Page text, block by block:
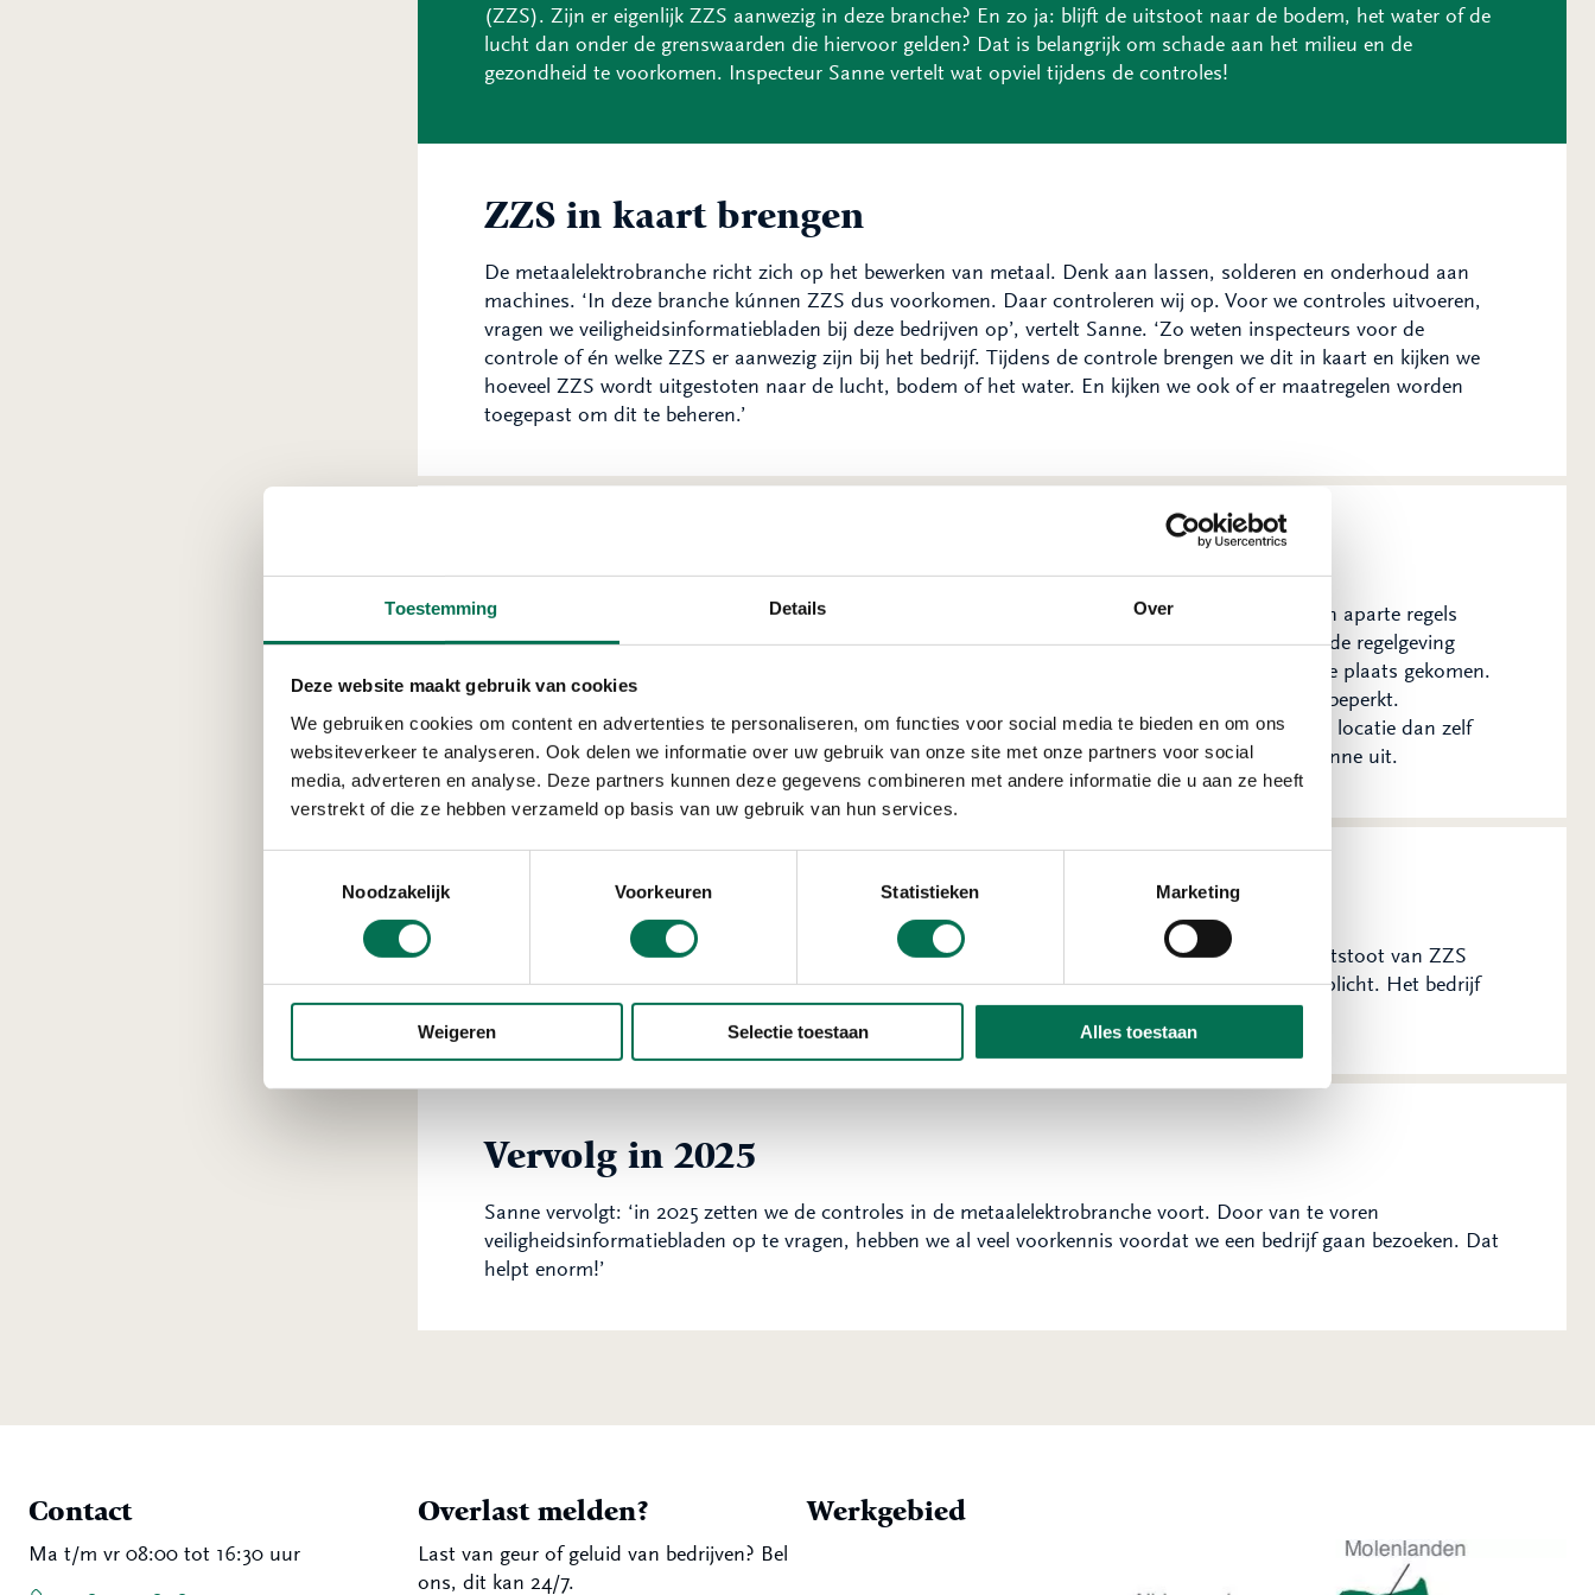
Toestemming Details Over
Deze website maakt gebruik van cookies
We gebruiken cookies om content en advertenties te personaliseren, om functies voor social media te bieden en om ons
websiteverkeer te analyseren. Ook delen we informatie over uw gebruik van onze site met onze partners voor social
media, adverteren en analyse. Deze partners kunnen deze gegevens combineren met andere informatie die u aan ze heeft
verstrekt of die ze hebben verzameld op basis van uw gebruik van hun services.
Noodzakelijk
Voorkeuren Statistieken Marketing
Weigeren Selectie toestaan Alles toestaan
(ZZS). Zijn er eigenlijk ZZS aanwezig in deze branche? En zo ja: blijft de uitstoot naar de bodem, het water of de
lucht dan onder de grenswaarden die hiervoor gelden? Dat is belangrijk om schade aan het milieu en de
gezondheid te voorkomen. Inspecteur Sanne vertelt wat opviel tijdens de controles!
ZZS in kaart brengen
De metaalelektrobranche richt zich op het bewerken van metaal. Denk aan lassen, solderen en onderhoud aan
machines. ‘In deze branche kúnnen ZZS dus voorkomen. Daar controleren wij op. Voor we controles uitvoeren,
vragen we veiligheidsinformatiebladen bij deze bedrijven op’, vertelt Sanne. ‘Zo weten inspecteurs voor de
controle of én welke ZZS er aanwezig zijn bij het bedrijf. Tijdens de controle brengen we dit in kaart en kijken we
hoeveel ZZS wordt uitgestoten naar de lucht, bodem of het water. En kijken we ook of er maatregelen worden
toegepast om dit te beheren.’
‘Dit jaar is de Omgevingswet van kracht. Dat is anders dan voorgaande jaren, want er zijn geen aparte regels
opgenomen voor het gebruik van ZZS bij meldingsplichtige bedrijven’, legt Sanne uit. ‘In de oude regelgeving
waren er grenswaarden voor bedrijven vastgelegd. Nu is daar de specifieke zorgplicht voor in de plaats gekomen.
Wat houdt dat in? Bedrijven moeten zélf zorgen dat de uitstoot van ZZS wordt voorkomen of beperkt.
Bijvoorbeeld door het gebruik van filters of alternatieve producten. Onze inspecteurs maken op locatie dan zelf
een inschatting of een bedrijf hier voldoende aan voldoet. Dat is nog wel even wennen’, legt Sanne uit.
Wat viel op?
‘Het grootste deel van de bedrijven die we controleerden, nemen genoeg maatregelen om de uitstoot van ZZS
naar de lucht, het water en de bodem te verminderen. Eén bedrijf is aangeschreven op de zorgplicht. Het bedrijf
moet zelf actie ondernemen om de uitstoot van ZZS omlaag te brengen.’
Vervolg in 2025
Sanne vervolgt: ‘in 2025 zetten we de controles in de metaalelektrobranche voort. Door van te voren
veiligheidsinformatiebladen op te vragen, hebben we al veel voorkennis voordat we een bedrijf gaan bezoeken. Dat
helpt enorm!’
Contact
Ma t/m vr 08:00 tot 16:30 uur
Overlast melden?
Last van geur of geluid van bedrijven? Bel
ons, dit kan 24/7.
Werkgebied